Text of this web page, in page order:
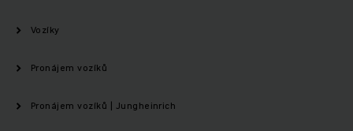
Vozíky
Pronájem vozíků
Pronájem vozíků | Jungheinrich